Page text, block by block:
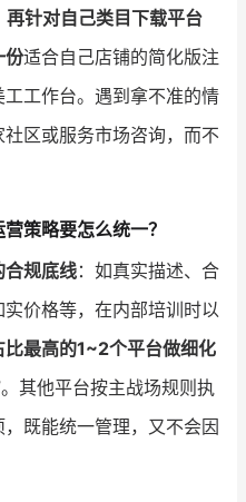
再针对自己类目下载平台
份适合自己店铺的简化版注
工作台。遇到拿不准的情
社区或服务市场咨询，而不
策略要怎么统一？
合规底线：如真实描述、合
价格等，在内部培训时以
比最高的1~2个平台做细化
其他平台按主战场规则执
既能统一管理，又不会因